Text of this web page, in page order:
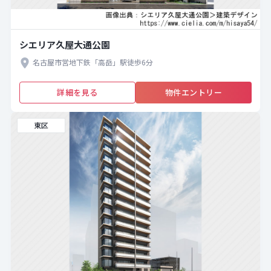
シエリア久屋大通公園
名古屋市営地下鉄「高岳」駅徒歩6分
詳細を見る 物件エントリー
東区